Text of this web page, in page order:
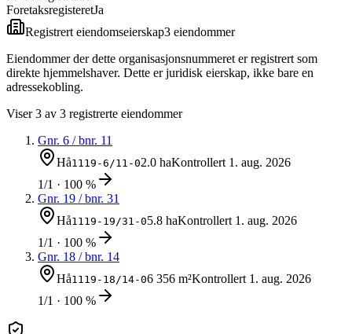
ForetaksregisteretJa
Registrert eiendomseierskap3 eiendommer
Eiendommer der dette organisasjonsnummeret er registrert som
direkte hjemmelshaver. Dette er juridisk eierskap, ikke bare en
adressekobling.
Viser3 av 3 registrerte eiendommer
Gnr. 6 / bnr. 11
Hå1119-6/11-02.0 haKontrollert 1. aug. 2026
1/1 · 100 %
Gnr. 19 / bnr. 31
Hå1119-19/31-05.8 haKontrollert 1. aug. 2026
1/1 · 100 %
Gnr. 18 / bnr. 14
Hå1119-18/14-06 356 m²Kontrollert 1. aug. 2026
1/1 · 100 %